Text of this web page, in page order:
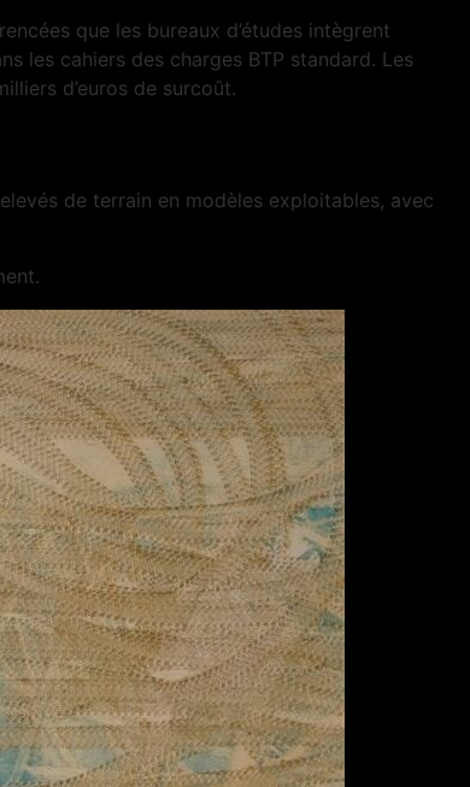
que les bureaux d’études intègrent
les cahiers des charges BTP standard. Les
d’euros de surcoût.
de terrain en modèles exploitables, avec